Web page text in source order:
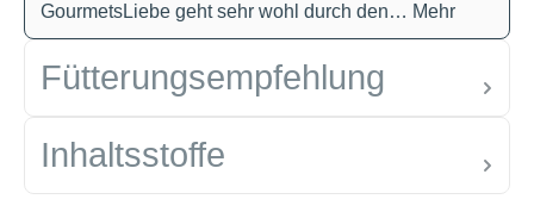
GourmetsLiebe geht sehr wohl durch den… Mehr
Fütterungsempfehlung
Inhaltsstoffe